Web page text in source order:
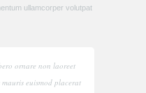
ullamcorper volutpat
ornare non laoreet
euismod placerat